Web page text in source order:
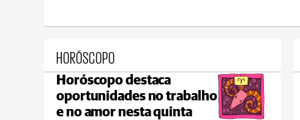
HORÓSCOPO
Horóscopo destaca
oportunidades no trabalho
e no amor nesta quinta
Ponta Grossa
max 21°C min 18°C